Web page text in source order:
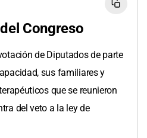
Congreso
de Diputados de parte
sus familiares y
que se reunieron
del veto a la ley de